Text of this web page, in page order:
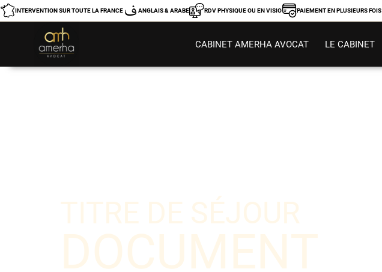
INTERVENTION SUR TOUTE LA FRANCE ANGLAIS & ARABE RDV PHYSIQUE OU EN VISIO PAIEMENT EN PLUSIEURS FOIS
CABINET AMERHA AVOCAT LE CABINET